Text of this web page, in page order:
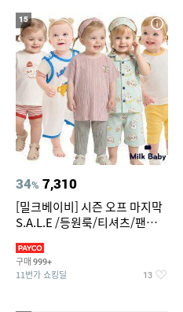
15
34% 7,310
[밀크베이비] 시즌 오프 마지막
S.A.L.E /등원룩/티셔츠/팬츠/
구매 999+
11번가 쇼킹딜 13